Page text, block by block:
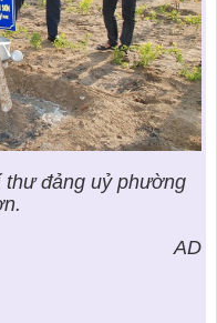
đảng uỷ phường
AD